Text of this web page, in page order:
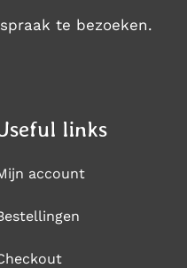
te bezoeken.
links
account